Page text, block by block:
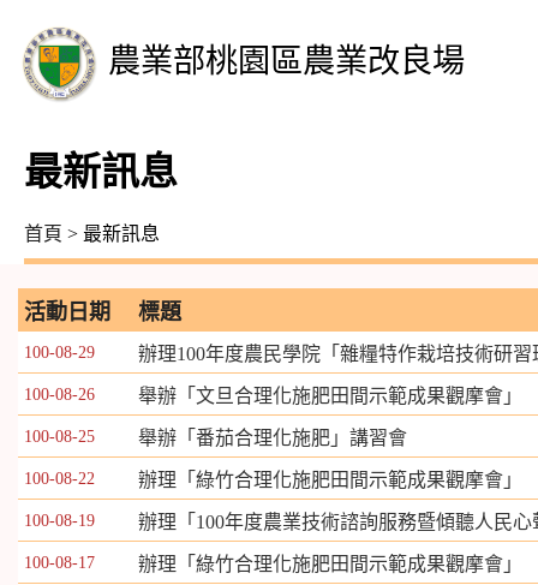
農業部桃園區農業改良場
最新訊息
首頁 > 最新訊息
活動日期 標題
100-08-29 辦理100年度農民學院「雜糧特作栽培技術研習
100-08-26 舉辦「文旦合理化施肥田間示範成果觀摩會」
100-08-25 舉辦「番茄合理化施肥」講習會
100-08-22 辦理「綠竹合理化施肥田間示範成果觀摩會」
100-08-19 辦理「100年度農業技術諮詢服務暨傾聽人民心
100-08-17 辦理「綠竹合理化施肥田間示範成果觀摩會」